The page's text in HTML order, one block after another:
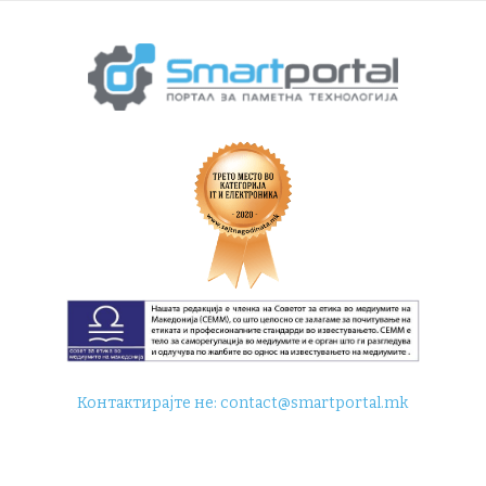
Контактирајте не:contact@smartportal.mk